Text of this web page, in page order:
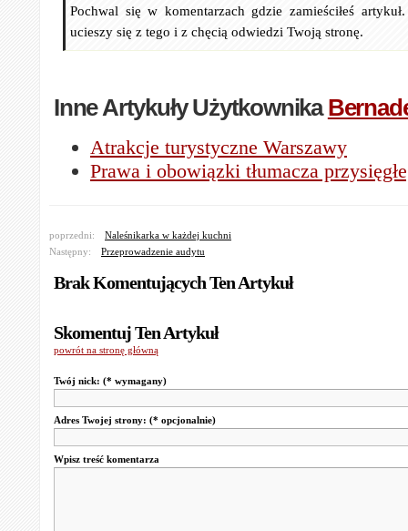
Pochwal się w komentarzach gdzie zamieściłeś
ucieszy się z tego i z chęcią odwiedzi Twoją stronę.
Inne Artykuły Użytkownika
Atrakcje turystyczne Warszawy
Prawa i obowiązki tłumacza
poprzedni:
Naleśnikarka w każdej kuchni
Następny:
Przeprowadzenie audytu
Brak Komentujących Ten Artykuł
Skomentuj Ten Artykuł
powrót na stronę główną
Twój nick: (* wymagany)
Adres Twojej strony: (* opcjonalnie)
Wpisz treść komentarza